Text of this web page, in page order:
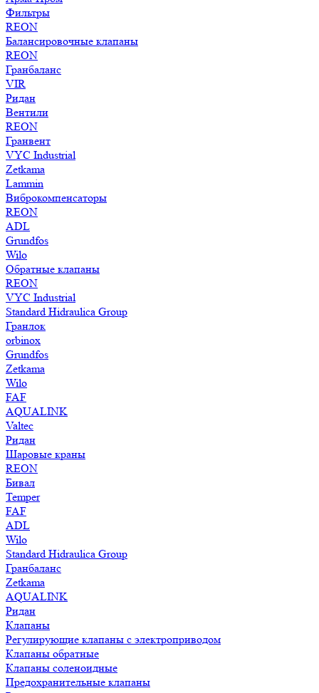
Фильтры
REON
Балансировочные клапаны
REON
Гранбаланс
VIR
Ридан
Вентили
REON
Гранвент
VYC Industrial
Zetkama
Lammin
Виброкомпенсаторы
REON
ADL
Grundfos
Wilo
Обратные клапаны
REON
VYC Industrial
Standard Hidraulica Group
Гранлок
orbinox
Grundfos
Zetkama
Wilo
FAF
AQUALINK
Valtec
Ридан
Шаровые краны
REON
Бивал
Temper
FAF
ADL
Wilo
Standard Hidraulica Group
Гранбаланс
Zetkama
AQUALINK
Ридан
Клапаны
Регулирующие клапаны с электроприводом
Клапаны обратные
Клапаны соленоидные
Предохранительные клапаны